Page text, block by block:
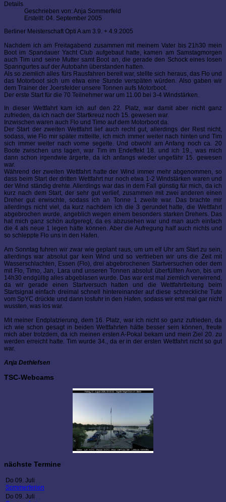
Details
Geschrieben von:Anja Sommerfeld
Erstellt: 04. September 2005
Berliner Meisterschaft Opti A am 3.9. + 4.9.2005
Nachdem ich am Freitagabend zusammen mit meinem Vater bis 21h30 mein
Boot im Spandauer Yacht Club aufgebaut hatte, kamen am Samstagmorgen
auch Tim und seine Mutter samt Boot an, die gerade den Schock eines losen
Spanngurtes auf der Autobahn überstanden hatten.
Als so ziemlich alles fürs Rausfahren bereit war, stellte sich heraus, das Flo und
das Motorboot sich um etwa eine Stunde verspäten würden. Also gaben wir
dem Trainer der Joersfelder unsere Tonnen aufs Motorboot.
Der erste Start für die 70 Teilnehmer war um 11.00 bei 3-4 Windstärken.
In dieser Wettfahrt kam ich auf den 22. Platz, war damit aber nicht ganz
zufrieden, da ich nach der Startkreuz noch 15. gewesen war.
Inzwischen waren auch Flo und Timo auf dem Motorboot da.
Der Start der zweiten Wettfahrt lief auch recht gut, allerdings der Rest nicht,
sodass, wie Flo mir später mitteilte, ich mich immer weiter nach hinten und Tim
sich immer weiter nach vorne segelte. Und obwohl am Anfang noch ca. 20
Boote zwischen uns lagen, war Tim im Endeffekt 18. und ich 19., was mich
dann schon irgendwie ärgerte, da ich anfangs wieder ungefähr 15. gewesen
war.
Während der zweiten Wettfahrt hatte der Wind immer mehr abgenommen, so
dass beim Start der dritten Wettfahrt nur noch etwa 1-2 Windstärken waren und
der Wind ständig drehte. Allerdings war das in dem Fall günstig für mich, da ich
kurz nach dem Start, der sehr gut verlief, zusammen mit zwei anderen einen
Dreher gut erwischte, sodass ich an Tonne 1 zweite war. Das brachte mir
allerdings nicht viel, da kurz nachdem ich die 3 gerundet hatte, die Wettfahrt
abgebrochen wurde, angeblich wegen einem besonders starken Drehers. Das
hat mich ganz schön aufgeregt, da es abzusehen war und man auch einfach
die 4 als neue 1 legen hätte können. Aber die Aufregung half auch nichts und
so schleppte Flo uns in den Hafen.
Am Sonntag fuhren wir zwar wie geplant raus, um um elf Uhr am Start zu sein,
allerdings war absolut gar kein Wind und so vertrieben wir uns die Zeit mit
Wasserschlachten, Essen (Flo), drei abgebrochenen Startversuchen oder dem
mit Flo, Timo, Jan, Lara und unseren Tonnen absolut überfüllten Avon, bis um
14h30 endgültig alles abgeblasen wurde. Das war erst mal ziemlich verwirrend,
da wir gerade einen Startversuch hatten und die Wettfahrtleitung beim
Startsignal einfach dreimal schnell hintereinander auf diese schreckliche Tute
vom SpYC drückte und dann losfuhr in den Hafen, sodass wir erst mal gar nicht
wussten, was los war.
Mit meiner Endplatzierung, dem 16. Platz, war ich nicht so ganz zufrieden, da
ich wie schon gesagt in beiden Wettfahrten hätte besser sein können, freute
mich aber trotzdem, da ich meinen ersten A-Pokal bekam und mein Ziel 20. zu
werden erreicht hatte. Tim wurde 34., da er in der ersten Wettfahrt nicht so gut
war.
Anja Dethlefsen
TSC-Webcams
nächste Termine
Do 09. Juli
Sommerferien
Do 09. Juli